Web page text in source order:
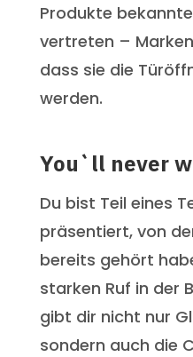
Produkte
vertreten –
dass sie die
werden.
You`ll never
Du bist Teil eines
präsentiert, von
bereits gehört
starken Ruf in der
gibt dir nicht nur
sondern auch die